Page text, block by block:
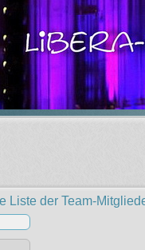
Liste der Team-